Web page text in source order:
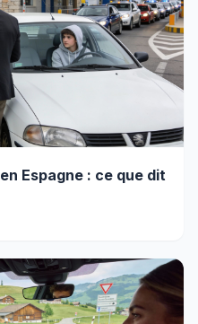
Espagne : ce que dit